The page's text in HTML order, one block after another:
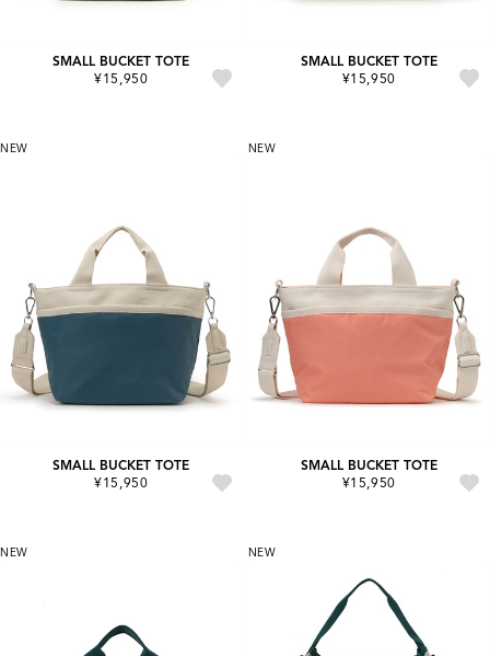
SMALL BUCKET TOTE
¥15,950
SMALL BUCKET TOTE
¥15,950
NEW
SMALL BUCKET TOTE
¥15,950
NEW
SMALL BUCKET TOTE
¥15,950
NEW NEW